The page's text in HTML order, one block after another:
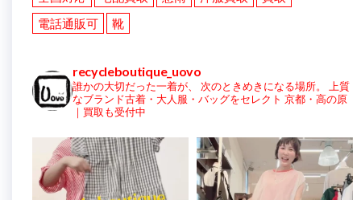
電話通販可
靴
recycleboutique_uovo
誰かの大切だった一着が、 次のときめきになる場所。
上質
なブランド古着・大人服・バッグをセレクト 京都・高の原
｜買取も受付中